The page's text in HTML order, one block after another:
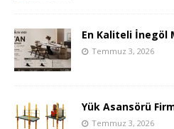
En Kaliteli İnegöl
Temmuz 3, 2026
Yük Asansörü
Temmuz 3, 2026